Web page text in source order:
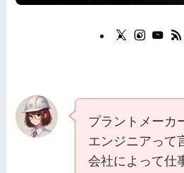
プラントメーカ
エンジニアって
会社によって仕